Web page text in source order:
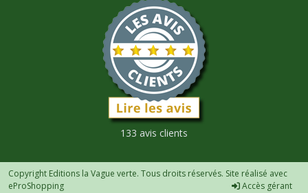
133 avis clients
Copyright Editions la Vague verte. Tous droits réservés. Site réalisé avec
eProShopping
Accès gérant